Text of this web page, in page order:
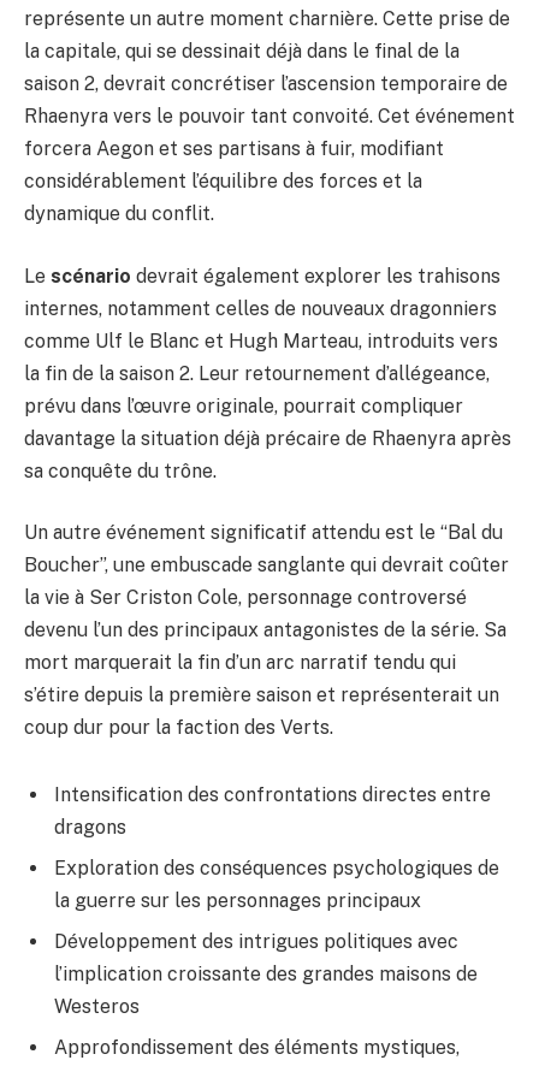
représente un autre moment charnière. Cette prise de
la capitale, qui se dessinait déjà dans le final de la
saison 2, devrait concrétiser l’ascension temporaire de
Rhaenyra vers le pouvoir tant convoité. Cet événement
forcera Aegon et ses partisans à fuir, modifiant
considérablement l’équilibre des forces et la
dynamique du conflit.
Le scénario devrait également explorer les trahisons
internes, notamment celles de nouveaux dragonniers
comme Ulf le Blanc et Hugh Marteau, introduits vers
la fin de la saison 2. Leur retournement d’allégeance,
prévu dans l’œuvre originale, pourrait compliquer
davantage la situation déjà précaire de Rhaenyra après
sa conquête du trône.
Un autre événement significatif attendu est le “Bal du
Boucher”, une embuscade sanglante qui devrait coûter
la vie à Ser Criston Cole, personnage controversé
devenu l’un des principaux antagonistes de la série. Sa
mort marquerait la fin d’un arc narratif tendu qui
s’étire depuis la première saison et représenterait un
coup dur pour la faction des Verts.
Intensification des confrontations directes entre
dragons
Exploration des conséquences psychologiques de
la guerre sur les personnages principaux
Développement des intrigues politiques avec
l’implication croissante des grandes maisons de
Westeros
Approfondissement des éléments mystiques,